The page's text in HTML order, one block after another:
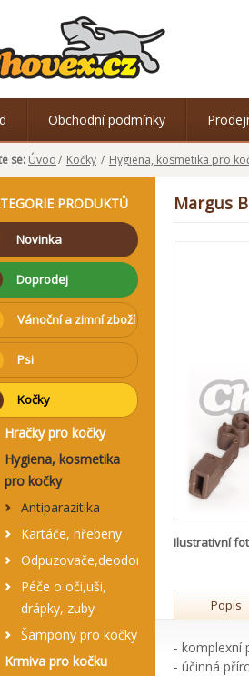
Obchodní podmínky
se: Úvod/ Kočky / Hygiena, kosmetika pro
PRODUKTŮ
Novinka
Doprodej
Vánoční a zimní zboží
Psi
Kočky
Hračky pro kočky
Hygiena, kosmetika
pro kočky
Antiparazitika
Kartáče, hřebeny
Odpuzovače,deodoranty,ubrousky
Péče o oči,uši,
drápky, zuby
Šampony pro kočky
Krmiva pro kočku
Margus
Ilustrativní
Popis
- komplexní
- účinná